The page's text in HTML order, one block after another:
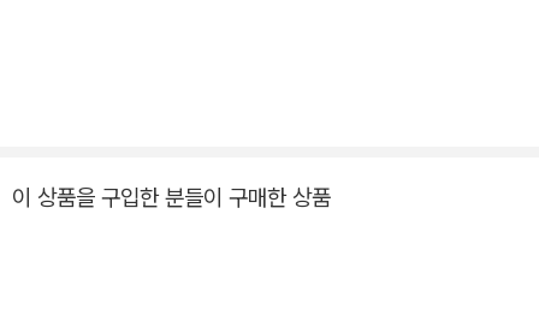
이 상품을 구입한 분들이 구매한 상품